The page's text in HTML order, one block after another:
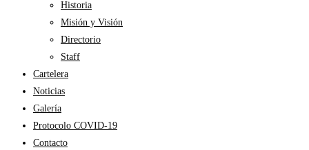
Historia
Misión y Visión
Directorio
Staff
Cartelera
Noticias
Galería
Protocolo COVID-19
Contacto